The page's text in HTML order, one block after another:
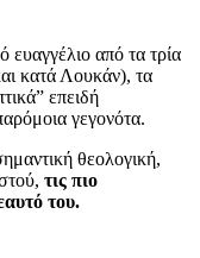
ευαγγέλιο από τα τρία
κατά Λουκάν), τα
επειδή
γεγονότα.
θεολογική,
τις πιο
του.